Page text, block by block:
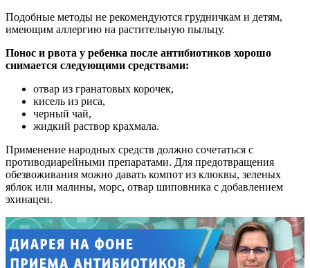
Подобные методы не рекомендуются грудничкам и детям,
имеющим аллергию на растительную пыльцу.
Понос и рвота у ребенка после антибиотиков хорошо
снимается следующими средствами:
отвар из гранатовых корочек,
кисель из риса,
черный чай,
жидкий раствор крахмала.
Применение народных средств должно сочетаться с
противодиарейными препаратами. Для предотвращения
обезвоживания можно давать компот из клюквы, зеленых
яблок или малины, морс, отвар шиповника с добавлением
эхинацеи.